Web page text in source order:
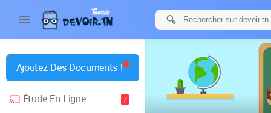
Ajoutez Des Documents !
Étude En Ligne
7